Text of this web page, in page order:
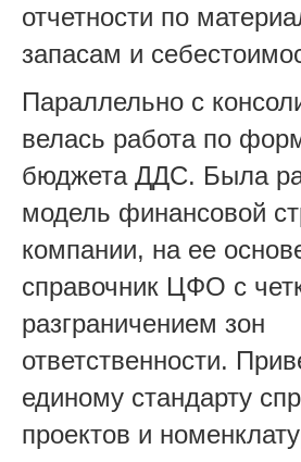
отчетности по
запасам и
Параллельно с
велась работа по
бюджета ДДС. Была
модель финансовой
компании, на ее
справочник ЦФО с
разграничением зон
ответственности.
единому стандарту
проектов и